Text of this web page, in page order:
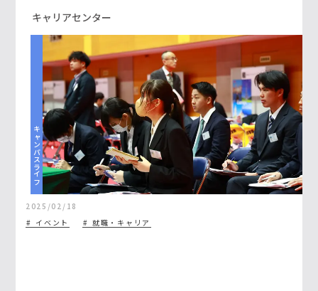
キャリアセンター
キャンパスライフ
2025/02/18
イベント
就職・キャリア